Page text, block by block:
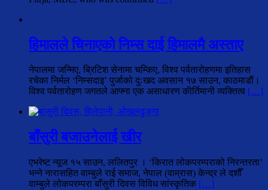
हिमालले चिनाएको निम्स दाई हिमालमै अस्ताए
नेपालमा जन्मिए, ब्रिटिश सेनामा चम्किए, विश्व पर्वतारोहणमा इतिहास
रचेका निर्मल ‘निम्सदाइ’ पुर्जाको दुःखद अवसान १७ साउन, काठमाडौं।
विश्व पर्वतारोहण जगतले आफ्ना एक असाधारण कीर्तिमानी व्यक्तित्व […]
बाँसुरी बजाउनेलाई खीर
एभरेष्ट न्यूज १५ साउन, ललितपुर । ‘किरात लोकपरम्पराको निरन्तरता’
भन्ने नारासहित वाम्बुले राई समाज, नेपाल (वाम्रास) केन्द्र ले दशौँ
वाम्बुले लोकपरम्परा बाँसुरी दिवस विविध सांस्कृतिक […]